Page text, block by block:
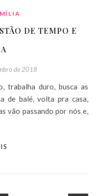
DE TEMPO E
de 2018
de balé, volta pra casa,
vão passando por nós e,